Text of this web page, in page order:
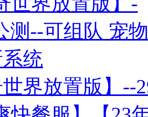
世界放置版】